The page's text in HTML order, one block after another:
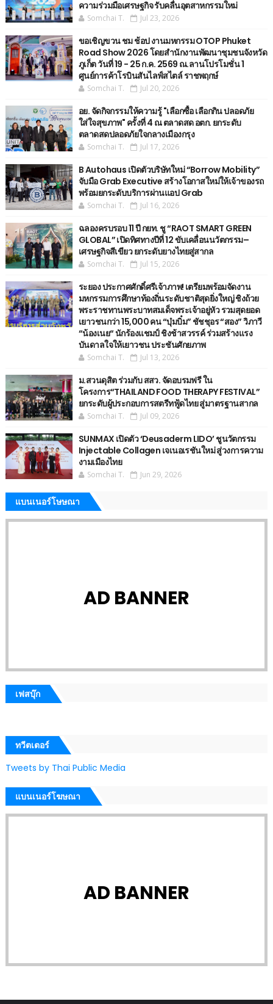
ความร่วมมือเศรษฐกิจ รับคลื่นอุตสาหกรรมใหม่
Somchai T. Jul 23, 2026
ขอเชิญขวน ชม ช้อป งานมหกรรม OTOP Phuket
Road Show 2026 โดยสำนักงานพัฒนาชุมชนจังหวัด
ภูเก็ต วันที่ 19 - 25 ก.ค. 2569 ณ.ลานโปรโมชั่น 1
ศูนย์การค้าโรบินสันไลฟ์สไตล์ ราชพฤกษ์
Somchai T. Jul 20, 2026
อย. จัดกิจกรรมให้ความรู้ "เลือกซื้อ เลือกกิน ปลอดภัย
ใส่ใจสุขภาพ" ครั้งที่ 4 ณ ตลาดสด อตก. ยกระดับ
ตลาดสดปลอดภัยใจกลางเมืองกรุง
Somchai T. Jul 17, 2026
B Autohaus เปิดตัวบริษัทใหม่ “Borrow Mobility”
จับมือ Grab Executive สร้างโอกาสใหม่ให้เจ้าของรถ
พร้อมยกระดับบริการผ่านแอป Grab
Somchai T. Jul 16, 2026
ฉลองครบรอบ 11 ปี กยท. ชู “RAOT SMART GREEN
GLOBAL” เปิดทิศทางปีที่ 12 ขับเคลื่อนนวัตกรรม–
เศรษฐกิจสีเขียว ยกระดับยางไทยสู่สากล
Somchai T. Jul 15, 2026
ระยอง ประกาศศักดิ์ศรีเจ้าภาพ! เตรียมพร้อมจัดงาน
มหกรรมการศึกษาท้องถิ่นระดับชาติสุดยิ่งใหญ่ ชิงถ้วย
พระราชทานพระบาทสมเด็จพระเจ้าอยู่หัว รวมสุดยอด
เยาวชนกว่า 15,000 คน “บุ๋มบิ๋ม” ชัชชุอร “สอง” วิภาวี
“น้องเนย“ นักร้องแชมป์ ชิงช้าสวรรค์ ร่วมสร้างแรง
บันดาลใจให้เยาวชน ประชันศักยภาพ
Somchai T. Jul 13, 2026
ม.สวนดุสิต ร่วมกับ สสว. จัดอบรมฟรี ใน
โครงการ“THAILAND FOOD THERAPY FESTIVAL”
ยกระดับผู้ประกอบการสตรีทฟู้ดไทย สู่มาตรฐานสากล
Somchai T. Jul 09, 2026
SUNMAX เปิดตัว ‘Deusaderm LIDO’ ชูนวัตกรรม
Injectable Collagen เจเนอเรชันใหม่ สู่วงการความ
งามเมืองไทย
Somchai T. Jun 29, 2026
แบนเนอร์โษษณา
AD BANNER
เฟสบุ๊ก
ทวีตเตอร์
Tweets by Thai Public Media
แบนเนอร์โฆษณา
AD BANNER